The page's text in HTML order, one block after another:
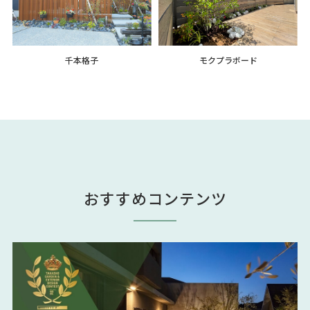
千本格子 モクプラボード
おすすめコンテンツ